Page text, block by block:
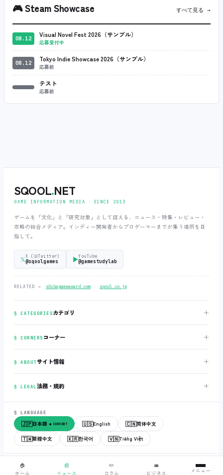
🎮Steam Showcase すべて見る →
08.12 Visual Novel Fest 2026（サンプル）
応募受付中
08.12 Tokyo Indie Showcase 2026（サンプル）
応募前
テスト
応募前
SQOOL.NET
GAME INFORMATION MEDIA ‧ SINCE 2013
ゲームを「文化」と「研究対象」として捉える、ニュース・特集・レビュー・
攻略の総合メディア。インディー開発者からプロゲーマーまでが集う場所を目
指して。
𝕏X (旧Twitter)
@sqoolgames ▶YouTube
@gamestudylab
RELATED → shibagameaward.com ‧ sqool.co.jp
§ CATEGORIESカテゴリ ＋
§ CORNERS コーナー ＋
§ ABOUTサイト情報 ＋
§ LEGAL法務・規約 ＋
§ LANGUAGE
🇯🇵日本語 ● CURRENT 🇺🇸English 🇨🇳简体中文
🇹🇼繁體中文 🇰🇷한국어 🇻🇳Tiếng Việt
© 2018-2026 sqool.co.jp ‧ All rights reserved. v3.0.0 build 20260505
● ALL SYSTEMS NORMAL
🏠
ホーム
📰
ニュース
✏️
コラム
💼
ビジネス
メニュー